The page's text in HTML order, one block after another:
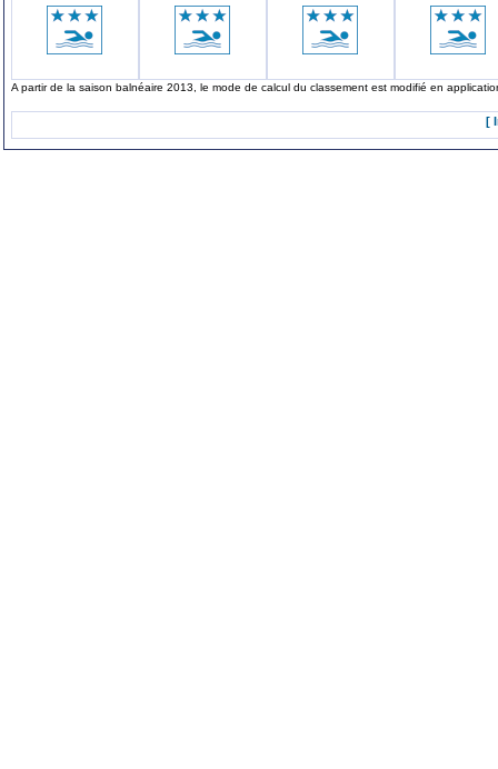
A partir de la saison balnéaire 2013, le mode de calcul du classement est modifié en
[